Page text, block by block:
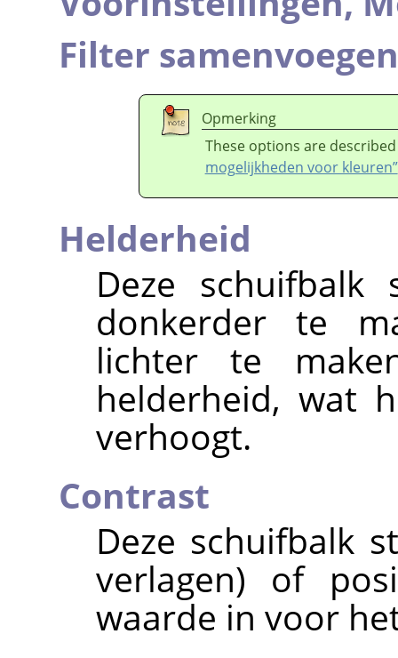
Filter
Opmerking
These options are
mogelijkheden voor kleuren”
Helderheid
Deze
donkerder te
lichter te
helderheid, wat
verhoogt.
Contrast
Deze schuifbalk
verlagen) of
waarde in voor